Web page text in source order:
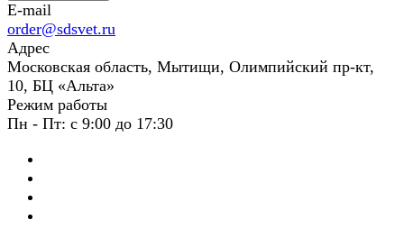
E-mail
order@sdsvet.ru
Адрес
Московская область, Мытищи, Олимпийский пр-кт,
10, БЦ «Альта»
Режим работы
Пн - Пт: с 9:00 до 17:30